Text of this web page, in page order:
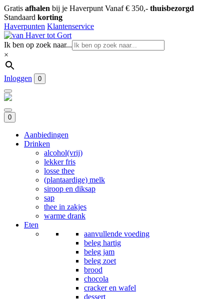
Gratis afhalen bij je Haverpunt Vanaf € 350,- thuisbezorgd
Standaard korting
Haverpunten Klantenservice
Ik ben op zoek naar...
×
Inloggen 0
0
Aanbiedingen
Drinken
alcohol(vrij)
lekker fris
losse thee
(plantaardige) melk
siroop en diksap
sap
thee in zakjes
warme drank
Eten
aanvullende voeding
beleg hartig
beleg jam
beleg zoet
brood
chocola
cracker en wafel
dessert